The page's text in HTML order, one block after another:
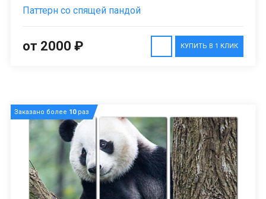
Паттерн со спящей пандой
КУПИТЬ В 1 КЛИК
от 2000 ₽
Заказано более 10раз